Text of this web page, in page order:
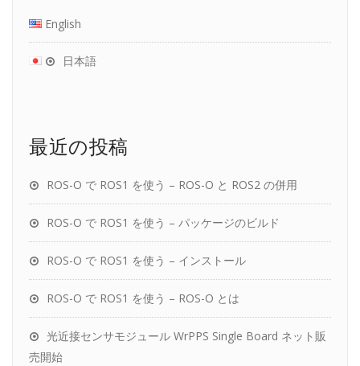
English
日本語
最近の投稿
ROS-O で ROS1 を使う – ROS-O と ROS2 の併用
ROS-O で ROS1 を使う – パッケージのビルド
ROS-O で ROS1 を使う – インストール
ROS-O で ROS1 を使う – ROS-O とは
光近接センサモジュール WrPPS Single Board ネット販
売開始